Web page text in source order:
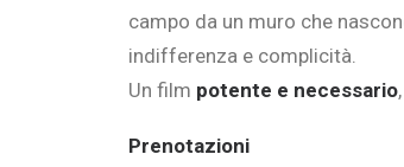
campo da un muro che
indifferenza e complicità.
Un film potente e necessario
Prenotazioni